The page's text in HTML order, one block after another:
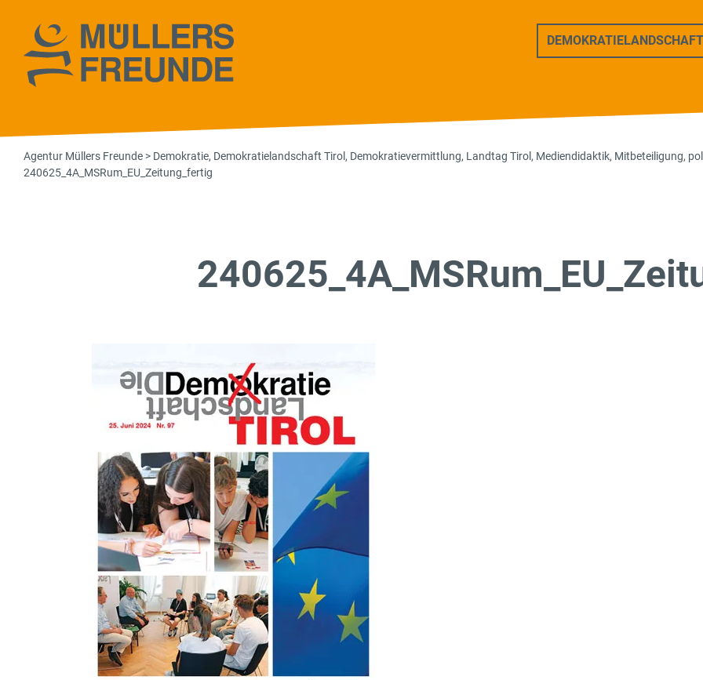
Agentur Müllers FreundeDEMOKRATIELANDSCHAFT
Agentur Müllers Freunde > Demokratie, Demokratielandschaft Tirol , Demokratievermittlung, Landtag Tirol , Mediendidaktik, Mitbeteiligung,
240625_4A_MSRum_EU_Zeitung_fertig